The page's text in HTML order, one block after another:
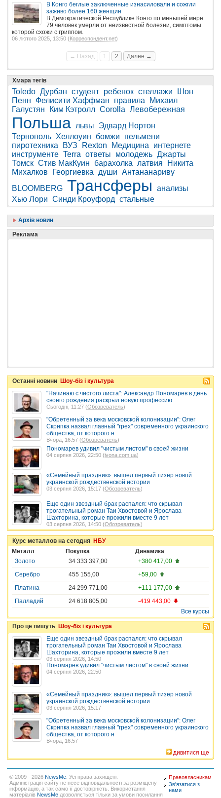
В Конго беглые заключенные изнасиловали и сожгли
заживо более 160 женщин
В Демократической Республике Конго по меньшей мере
79 человек умерли от неизвестной болезни, симптомы
которой схожи с гриппом.
06 лютого 2025, 13:50 (Корреспондент.net)
← Назад 1 2 Далее →
Хмара тегів
Toledo Дурбан студент ребенок стеллажи
Шон
Пенн
Фелисити Хаффман правила
Михаил
Галустян
Ким Кэтролл Corolla Левобережная
Польша львы
Эдвард Нортон
Тернополь Хеллоуин бомжи
пельмени
пиротехника
ВУЗ Rexton Медицина
интернете
инструменте Terra ответы молодежь Джарты
Томск Стив МакКуин барахолка латвия
Никита
Михалков
Георгиевка души Антананариву
BLOOMBERG Трансферы
анализы
Хью Лори Синди Кроуфорд стальные
Архів новин
Реклама
Останні новини Шоу-біз і культура
"Начинаю с чистого листа": Александр Пономарев в день
своего рождения раскрыл новую профессию
Сьогодні, 11:27 (Обозреватель)
"Обретенный за века московской колонизации": Олег
Скрипка назвал главный "грех" современного украинского
общества, от которого н
Вчора, 16:57 (Обозреватель)
Пономарев удивил "чистым листом" в своей жизни
04 серпня 2026, 22:50 (ivona.com.ua)
«Семейный праздник»: вышел первый тизер новой
украинской рождественской истории
03 серпня 2026, 15:17 (Обозреватель)
Еще один звездный брак распался: что скрывал
трогательный роман Таи Хвостовой и Ярослава
Шахторина, которые прожили вместе 9 лет
03 серпня 2026, 14:50 (Обозреватель)
Курс металлов на сегодня НБУ
Металл
Покупка
Динамика
Золото
34 333 397,00
+380 417,00
Серебро
455 155,00
+59,00
Платина
24 299 771,00
+111 177,00
Палладий
24 618 805,00
-419 443,00
Все курсы
Про це пишуть Шоу-біз і культура
Еще один звездный брак распался: что скрывал
трогательный роман Таи Хвостовой и Ярослава
Шахторина, которые прожили вместе 9 лет
03 серпня 2026, 14:50
Пономарев удивил "чистым листом" в своей жизни
04 серпня 2026, 22:50
«Семейный праздник»: вышел первый тизер новой
украинской рождественской истории
03 серпня 2026, 15:17
"Обретенный за века московской колонизации": Олег
Скрипка назвал главный "грех" современного украинского
общества, от которого н
Вчора, 16:57
дивитися ще
© 2009 - 2026 NewsMe . Усі права захищені.
Адміністрація сайту не несе відповідальності за розміщену
інформацію, а так само її достовірність. Використання
матеріалів NewsMe дозволяється тільки за умови посилання
Правовласникам
Зв'язатися з
нами